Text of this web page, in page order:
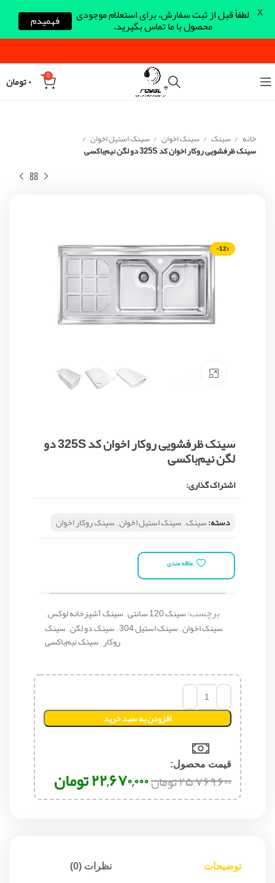
0 ۰تومان
خانه سینک سینک اخوان سینک استیل اخوان
سینک ظرفشویی روکار اخوان کد 325S دو لگن نیم‌باکسی
-12%
Click to enlarge
سینک ظرفشویی روکار اخوان کد 325S دو
لگن نیم‌باکسی
اشتراک گذاری:
دسته:سینک,سینک استیل اخوان,سینک روکار اخوان
علاقه مندی
برچسب:سینک 120 سانتی ,سینک آشپزخانه لوکس,
سینک اخوان,سینک استیل 304 ,سینک دو لگن,سینک
روکار,سینک نیم‌باکسی
افزودن به سبد خرید
قیمت محصول:​
۲۵,۷۶۹,۶۰۰تومان۲۲,۶۷۰,۰۰۰تومان
توضیحات نظرات (0)
لطفاً قبل از ثبت سفارش، برای استعلام موجودی
محصول با ما تماس بگیرید. فهمیدم X